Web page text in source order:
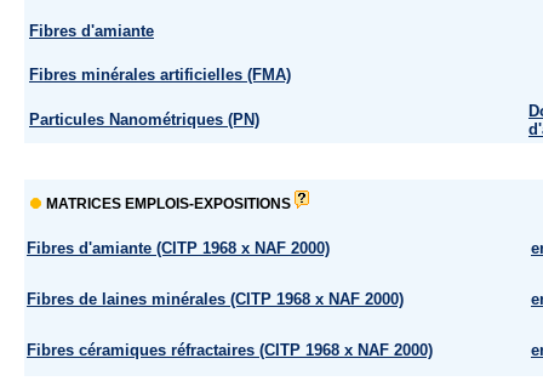
Fibres d'amiante
Fibres minérales artificielles (FMA)
Particules Nanométriques (PN)
MATRICES EMPLOIS-EXPOSITIONS
Fibres d'amiante (CITP 1968 x NAF 2000)
Fibres de laines minérales (CITP 1968 x NAF 2000)
Fibres céramiques réfractaires (CITP 1968 x NAF 2000)